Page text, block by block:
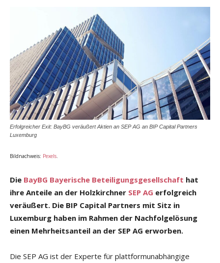
Erfolgreicher Exit: BayBG veräußert Aktien an SEP AG an BIP Capital Partners
Luxemburg
Bildnachweis: Pexels
Die BayBG Bayerische Beteiligungsgesellschaft hat
ihre Anteile an der Holzkirchner SEP AG erfolgreich
veräußert. Die BIP Capital Partners mit Sitz in
Luxemburg haben im Rahmen der Nachfolgelösung
einen Mehrheitsanteil an der SEP AG erworben.
Die SEP AG ist der Experte für plattformunabhängige